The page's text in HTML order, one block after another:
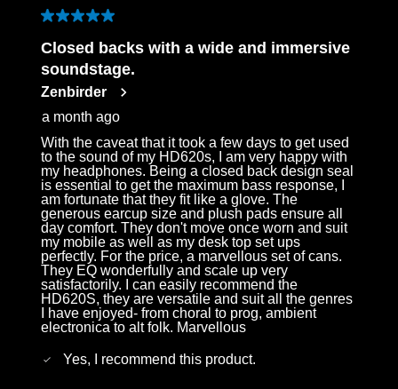
Reviews
5 out of 5 stars.
Closed backs with a wide and immersive
soundstage.
Zenbirder
a month ago
With the caveat that it took a few days to get used
to the sound of my HD620s, I am very happy with
my headphones. Being a closed back design seal
is essential to get the maximum bass response, I
am fortunate that they fit like a glove. The
generous earcup size and plush pads ensure all
day comfort. They don't move once worn and suit
my mobile as well as my desk top set ups
perfectly. For the price, a marvellous set of cans.
They EQ wonderfully and scale up very
satisfactorily. I can easily recommend the
HD620S, they are versatile and suit all the genres
I have enjoyed- from choral to prog, ambient
electronica to alt folk. Marvellous
Yes, I recommend this product.